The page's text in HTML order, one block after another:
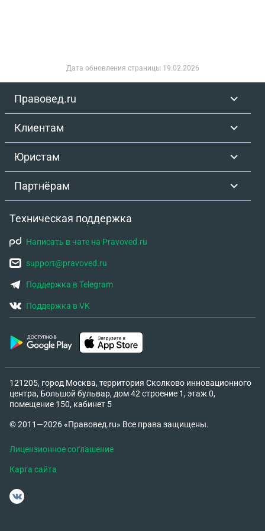
Дата обновления страницы 19.02.2026
Правовед.ru
Клиентам
Юристам
Партнёрам
Техническая поддержка
Написать в чате на Pravoved.ru
support@pravoved.ru
Поддержка в Telegram
Поддержка в VK
121205, город Москва, территория Сколково инновационного
центра, Большой бульвар, дом 42 строение 1, этаж 0,
помещение 150, кабинет 5
© 2011—2026 «Правовед.ru» Все права защищены.
Лицензионное соглашение
Карта сайта